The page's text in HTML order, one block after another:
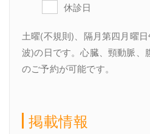
休診日
土曜(不規則)、隔月第四月曜
波)の日です。心臓、頸動脈、
のご予約が可能です。
掲載情報